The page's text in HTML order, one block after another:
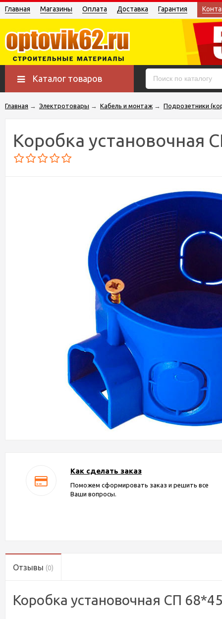
Главная Магазины Оплата Доставка Гарантия
Каталог товаров
Главная → Электротовары → Кабель и монтаж → Подрозетники
Коробка установочная
Как сделать заказ
Поможем сформировать заказ и решить все
Ваши вопросы.
Отзывы (0)
Коробка установочная СП